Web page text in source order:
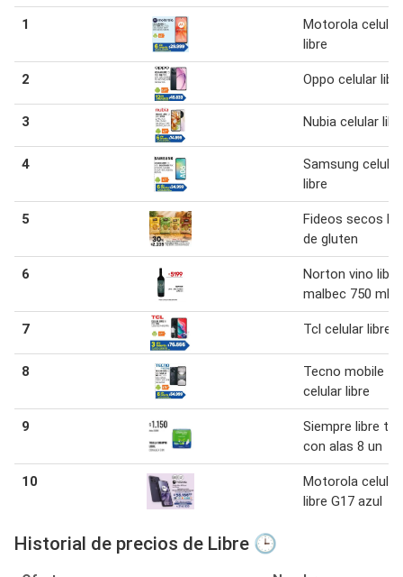
1
Motorola celular
libre
2 Oppo celular
3 Nubia celular
4
Samsung celular
libre
5
Fideos secos
de gluten
6
Norton vino libre
malbec 750 ml.
7 Tcl celular libre 9
8
Tecno mobile
celular libre
9
Siempre libre
con alas 8 un
10
Motorola celular
libre G17 azul
Historial de precios de Libre 🕒